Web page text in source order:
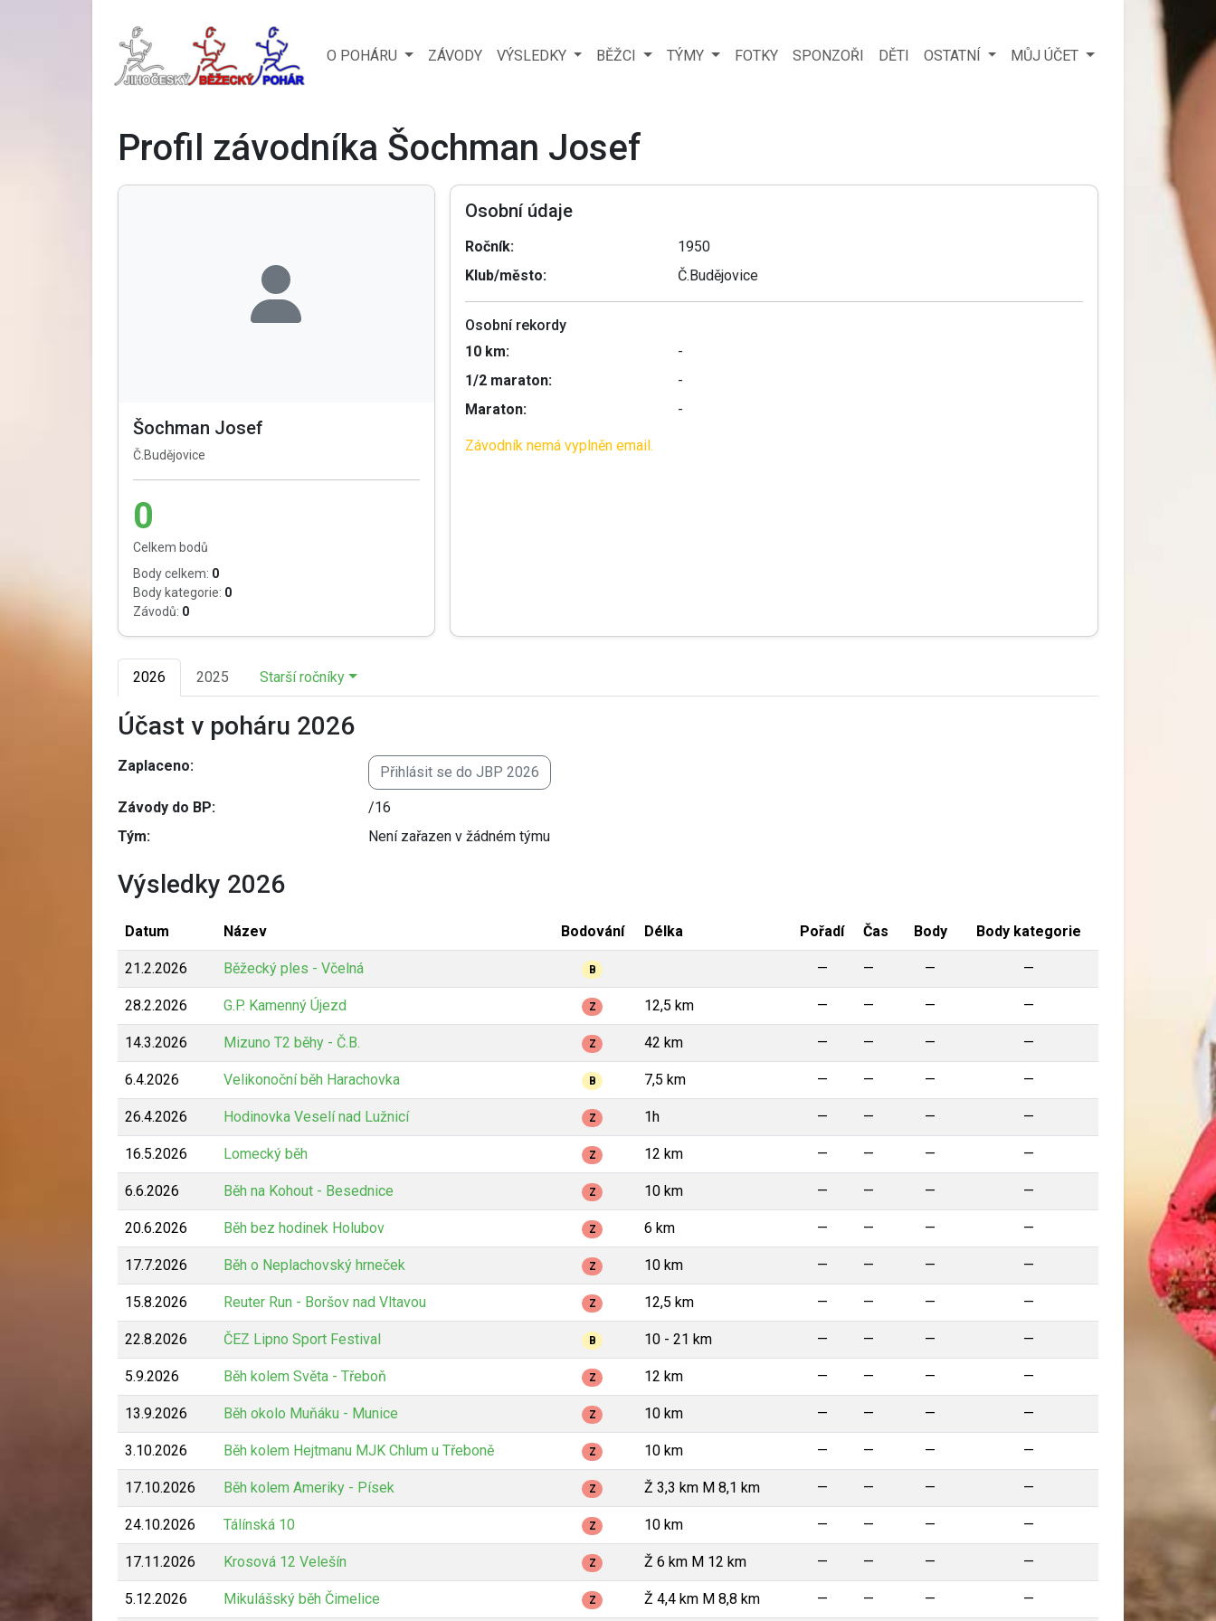
O POHÁRU ZÁVODY VÝSLEDKY BĚŽCI TÝMY FOTKY SPONZOŘI DĚTI OSTATNÍ MŮJ ÚČET
Profil závodníka Šochman Josef
Šochman Josef
Č.Budějovice
0
Celkem bodů
Body celkem: 0
Body kategorie: 0
Závodů: 0
Osobní údaje
Ročník:
1950
Klub/město:
Č.Budějovice
Osobní rekordy
10 km:
-
1/2 maraton:
-
Maraton:
-
Závodník nemá vyplněn email.
2026 2025 Starší ročníky
Účast v poháru 2026
Zaplaceno: Přihlásit se do JBP 2026
Závody do BP:
/16
Tým:
Není zařazen v žádném týmu
Výsledky 2026
Datum Název Bodování Délka Pořadí Čas Body Body kategorie
21.2.2026 Běžecký ples - Včelná B — — — —
28.2.2026 G.P. Kamenný Újezd Z 12,5 km — — — —
14.3.2026 Mizuno T2 běhy - Č.B. Z 42 km — — — —
6.4.2026 Velikonoční běh Harachovka B 7,5 km — — — —
26.4.2026 Hodinovka Veselí nad Lužnicí Z 1h — — — —
16.5.2026 Lomecký běh Z 12 km — — — —
6.6.2026 Běh na Kohout - Besednice Z 10 km — — — —
20.6.2026 Běh bez hodinek Holubov Z 6 km — — — —
17.7.2026 Běh o Neplachovský hrneček Z 10 km — — — —
15.8.2026 Reuter Run - Boršov nad Vltavou Z 12,5 km — — — —
22.8.2026 ČEZ Lipno Sport Festival B 10 - 21 km — — — —
5.9.2026 Běh kolem Světa - Třeboň Z 12 km — — — —
13.9.2026 Běh okolo Muňáku - Munice Z 10 km — — — —
3.10.2026 Běh kolem Hejtmanu MJK Chlum u Třeboně Z 10 km — — — —
17.10.2026 Běh kolem Ameriky - Písek Z Ž 3,3 km M 8,1 km — — — —
24.10.2026 Tálínská 10 Z 10 km — — — —
17.11.2026 Krosová 12 Velešín Z Ž 6 km M 12 km — — — —
5.12.2026 Mikulášský běh Čimelice Z Ž 4,4 km M 8,8 km — — — —